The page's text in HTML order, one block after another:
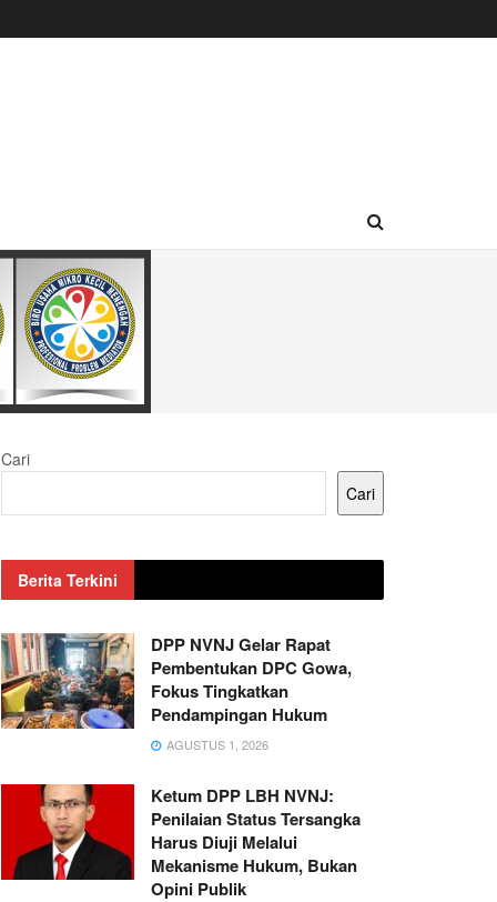
Cari
Cari
Berita Terkini
DPP NVNJ Gelar Rapat
Pembentukan DPC Gowa,
Fokus Tingkatkan
Pendampingan Hukum
AGUSTUS 1, 2026
Ketum DPP LBH NVNJ:
Penilaian Status Tersangka
Harus Diuji Melalui
Mekanisme Hukum, Bukan
Opini Publik